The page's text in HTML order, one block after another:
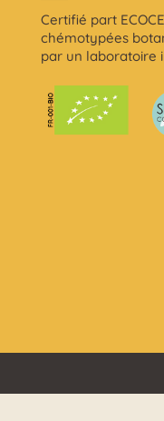
Certifié part
chémotypées
par un laboratoire